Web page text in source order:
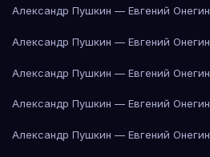
Александр Пушкин — Евгений Онегин
Александр Пушкин — Евгений Онегин
Александр Пушкин — Евгений Онегин
Александр Пушкин — Евгений Онегин
Александр Пушкин — Евгений Онегин